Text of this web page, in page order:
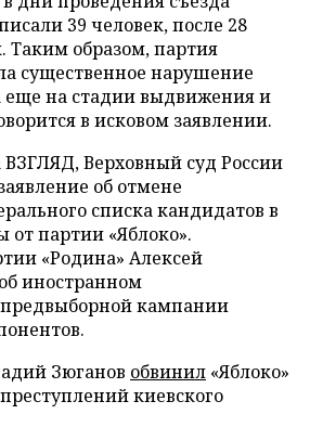
39 человек, после 28
Таким образом, партия
существенное нарушение
еще на стадии выдвижения и
в исковом заявлении.
ВЗГЛЯД, Верховный суд России
об отмене
списка кандидатов в
от партии «Яблоко».
«Родина» Алексей
об иностранном
кампании
Зюганов обвинил «Яблоко»
киевского